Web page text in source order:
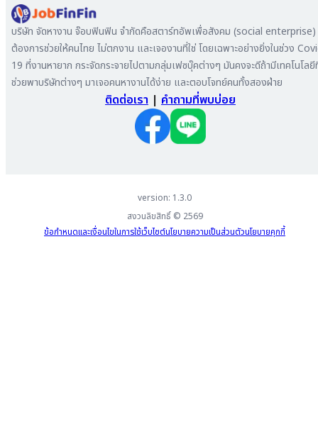
หางาน สมุทรสาคร
หางาน ระยอง
หางาน สมุทรสาหางาน ภูเก็ต
หางาน พระนครศรีอยุธยา
ลงประกาศรับสมัครงาน
ค้นหาผู้สมัครงาน
ลงโฆษณา
บริษัท จัดหางาน จ๊อบฟินฟิน จำกัดคือสตาร์ทอัพเพื่อสังคม (social
ต้องการช่วยให้คนไทย ไม่ตกงาน และเจองานที่ใช่ โดยเฉพาะอย่างยิ่งในช่วง
19 ที่งานหายาก กระจัดกระจายไปตามกลุ่มเฟซบุ๊คต่างๆ มันคงจะดีถ้ามีเทคโนโล
ช่วยพาบริษัทต่างๆ มาเจอคนหางานได้ง่าย และตอบโจทย์คนทั้งสองฝ่าย
ติดต่อเรา | คำถามที่พบบ่อย
version: 1.3.0
สงวนลิขสิทธิ์ © 2569
ข้อกำหนดและเงื่อนไขในการใช้เว็บไซต์นโยบายความเป็นส่วนตัวนโยบายคุกกี้